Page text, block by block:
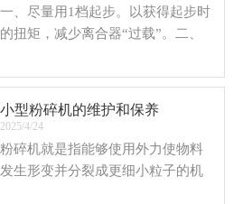
一、尽量用1档起步。以获得起步时
的扭矩，减少离合器“过载”。二、
功后应尽快丢掉离合器，每次换档
小型粉碎机的维护和保养
2025/4/24
粉碎机就是指能够使用外力使物料
发生形变并分裂成更细小粒子的机